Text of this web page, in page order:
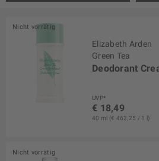
Nicht vorrätig
Elizabeth Arden
Green Tea
Deodorant
UVP*
€ 18,49
40 ml (€ 462,25 / 1 l)
Nicht vorrätig